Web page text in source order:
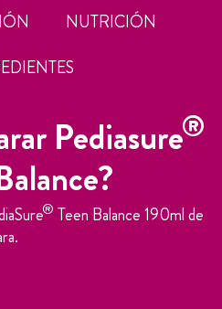
NUTRICIÓN
Pediasure®
® Teen Balance 190ml de